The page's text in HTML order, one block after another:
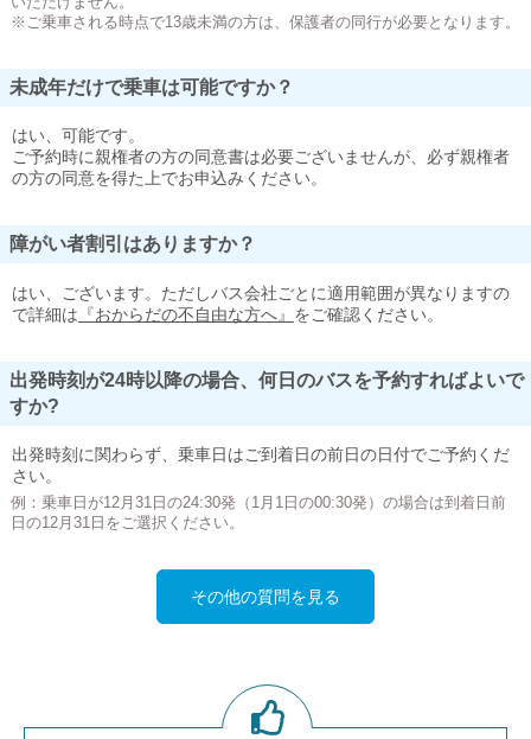
※ご乗車される時点で13歳未満の方は、保護者の同行が必要となります。
未成年だけで乗車は可能ですか？
はい、可能です。
ご予約時に親権者の方の同意書は必要ございませんが、必ず親権者
の方の同意を得た上でお申込みください。
障がい者割引はありますか？
はい、ございます。ただしバス会社ごとに適用範囲が異なりますの
で詳細は 『おからだの不自由な方へ』 をご確認ください。
出発時刻が24時以降の場合、何日のバスを予約すればよいで
すか?
出発時刻に関わらず、乗車日はご到着日の前日の日付でご予約くだ
さい。
例：乗車日が12月31日の24:30発（1月1日の00:30発）の場合は到着日前
日の12月31日をご選択ください。
その他の質問を見る